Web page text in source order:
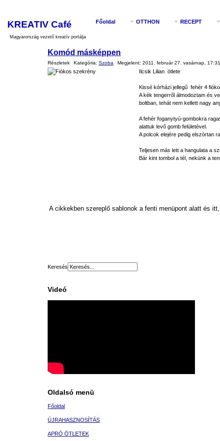
KREATIV Café
Magyarország vezető kreatív portálja
Főoldal OTTHON RECEPT
Komód másképpen
Részletek Kategória: Szoba Megjelent: 2011. február 27. vasárnap, 17:31
Ilcsik Lilian ötlete
Kissé kórházi jellegű fehér 4
A kék tengerről álmodoztam és
boltban, tehát nem kellett nagy
A fehér foganytyú-gombokra
alattuk levő gomb felületével.
A polcok elejére pedig elszórtan
Teljesen más lett a hangulata a
Bár kint tombol a tél, nekünk a
A cikkekben szereplő sablonok a fenti menüpont alatt és
Keresés
Videó
Oldalsó menü
Főoldal
ÚJRAHASZNOSÍTÁS
APRÓ ÖTLETEK